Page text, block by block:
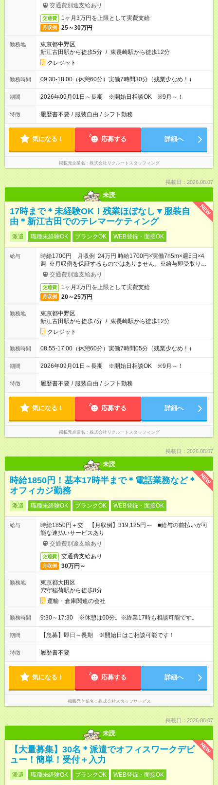
ービス利用可（利用条件有）
交通費別途支給あり
交通費 1ヶ月3万円を上限として実費支給
月収例 25～30万円
勤務地
東京都中野区
新江古田駅から徒歩5分 / 東長崎駅から徒歩12分
クレジット
勤務時間 09:30-18:00（休憩60分）実働7時間30分（残業少なめ！）
期間 2026年09月01日～長期 ※開始日相談OK ※9月～！
特徴 履歴書不要 / 服装自由 / シフト勤務
気になる！ 応募する 詳細へ
掲載元企業名 株式会社リクルートスタッフィング
掲載日：2026.08.07
未読
NEW
17時まで＊未経験OK！残業ほぼなし▼服装自
由＊新江古田でのテレマーケティング
派遣 職種未経験OK ブランクOK WEB登録・面接OK
給与
時給1700円 月収例 24万円 時給1700円×実働7h5m×週5日×4
週 ※月収例を保証するものではありません。※給与即受取りサ
ービス利用可（利用条件有）
交通費別途支給あり
交通費 1ヶ月3万円を上限として実費支給
月収例 20～25万円
勤務地
東京都中野区
新江古田駅から徒歩7分 / 東長崎駅から徒歩12分
クレジット
勤務時間 08:55-17:00（休憩60分）実働7時間05分（残業少なめ！）
期間 2026年09月01日～長期 ※開始日相談OK ※9月～！
特徴 履歴書不要 / 服装自由 / シフト勤務
気になる！ 応募する 詳細へ
掲載元企業名 株式会社リクルートスタッフィング
掲載日：2026.08.07
未読
NEW
時給1850円！基本17時半まで＊電話業務など＊
オフィカジ勤務
派遣 職種未経験OK ブランクOK WEB登録・面接OK
給与
時給1850円＋交 【月収例】319,125円～ ■給与の前払いが可
能な速払いサービスあり
交通費別途支給あり
交通費 交通費支給あり
月収例 30万円～
勤務地
東京都大田区
穴守稲荷駅から徒歩8分
運輸・倉庫関連の会社
勤務時間 9:30～17:30 ※休憩は60分。※終業17時も相談可能です。
期間 【急募】即日～長期 ※開始日はご相談可能です！
特徴 履歴書不要
気になる！ 応募する 詳細へ
掲載元企業名 株式会社スタッフサービス
掲載日：2026.08.07
未読
NEW
【大量募集】30名＊派遣でオフィスワークデビ
ュー！簡単！受付＋入力
派遣 職種未経験OK ブランクOK WEB登録・面接OK